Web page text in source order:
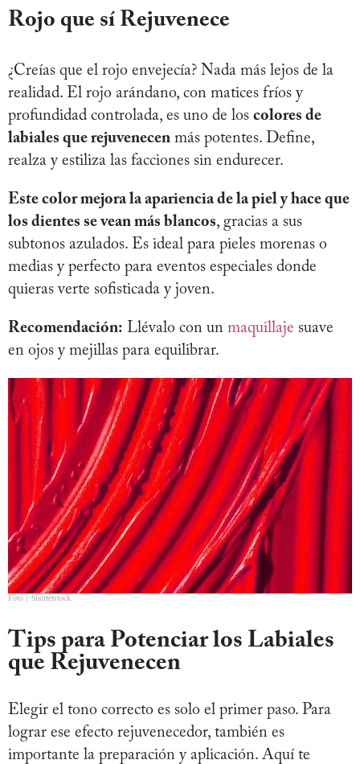
Rojo que sí Rejuvenece
¿Creías que el rojo envejecía? Nada más lejos de la
realidad. El rojo arándano, con matices fríos y
profundidad controlada, es uno de los colores de
labiales que rejuvenecen más potentes. Define,
realza y estiliza las facciones sin endurecer.
Este color mejora la apariencia de la piel y hace que
los dientes se vean más blancos, gracias a sus
subtonos azulados. Es ideal para pieles morenas o
medias y perfecto para eventos especiales donde
quieras verte sofisticada y joven.
Recomendación: Llévalo con un maquillaje suave
en ojos y mejillas para equilibrar.
Foto | Shutterstock
Tips para Potenciar los Labiales
que Rejuvenecen
Elegir el tono correcto es solo el primer paso. Para
lograr ese efecto rejuvenecedor, también es
importante la preparación y aplicación. Aquí te